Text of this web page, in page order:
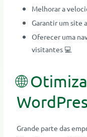
Melhorar a
Garantir um site
Oferecer uma
visitantes 💻
🌐
Grande parte das